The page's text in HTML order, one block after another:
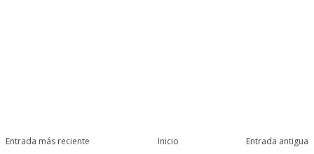
Entrada más reciente Entrada antigua
Inicio